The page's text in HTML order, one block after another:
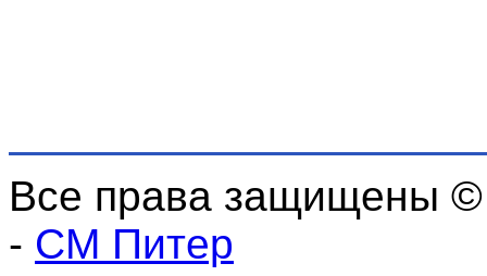
Все права защищены
- СМ Питер